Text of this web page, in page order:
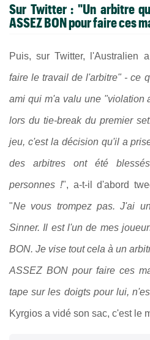
Sur Twitter : "Un arbitre
ASSEZ BON pour faire ces
Puis, sur Twitter, l'Australien
faire le travail de l'arbitre" - ce
ami qui m'a valu une "violation
lors du tie-break du premier
jeu, c'est la décision qu'il a
des arbitres ont été
personnes !", a-t-il d'abord
"Ne vous trompez pas.J'ai
Sinner. Il est l'un de mes
BON. Je vise tout cela à un
ASSEZ BON pour faire ces
tape sur les doigts pour lui,
Kyrgios a vidé son sac, c'est le